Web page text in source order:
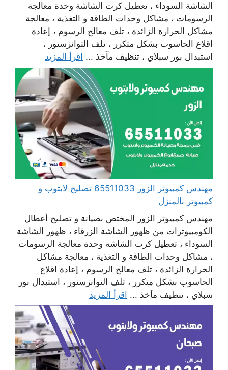
الشاشة السوداء ، تعطيل كرت الشاشة وحدة معالجة
الرسومات ، مشاكل وحدات الطاقة و التغذية ، معالجة
مشاكل الحرارة الزائدة ، تلف معالج الرسوم ، إعادة
اقلاع الحاسوب بشكل متكرر ، تلف التوانزستور ،
استبدال بور سبلاي ، تنظيف مآخذ ... اقرأ المزيد
مهندس كمبيوتر الزور 65511033 تصليح لابتوب و
كمبيوتر بالمنزل
مهندس كمبيوتر الزور المختص بصيانة و تصليح أعطال
الكومبيوترات من ظهور الشاشة الزرقاء ، ظهور الشاشة
السوداء ، تعطيل كرت الشاشة وحدة معالجة الرسومات
، مشاكل وحدات الطاقة و التغذية ، معالجة مشاكل
الحرارة الزائدة ، تلف معالج الرسوم ، إعادة اقلاع
الحاسوب بشكل متكرر ، تلف التوانزستور ، استبدال بور
سبلاي ، تنظيف مآخذ ... اقرأ المزيد